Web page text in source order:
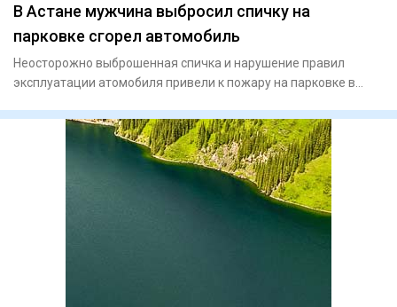
В Астане мужчина выбросил спичку на
парковке сгорел автомобиль
Неосторожно выброшенная спичка и нарушение правил
эксплуатации атомобиля привели к пожару на парковке в